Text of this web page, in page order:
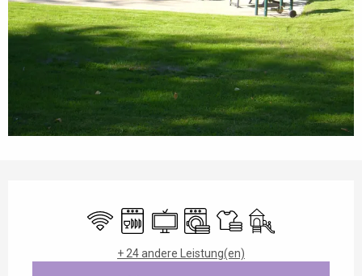
Wi-Fi Geschirrspülmaschine
FernsehenWaschmaschine
Bettwäsche und Laken
Spiele für Kinder /
+ 24 andere Leistung(en)